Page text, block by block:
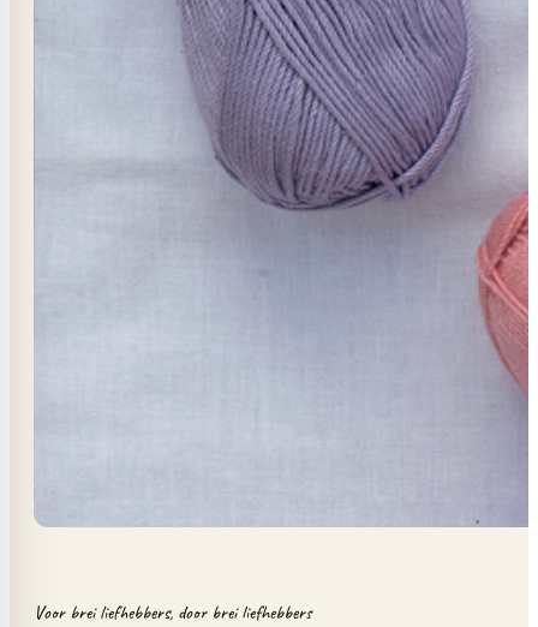
Voor brei liefhebbers, door brei liefhebbers